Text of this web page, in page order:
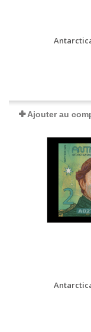
Ajouter au